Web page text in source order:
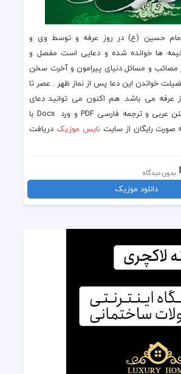
حسین (ع) در روز عرفه و توسط وی و
ها خوانده شده و دعایی است مفصل و
مصائب و مسائل دنیای پیرامون و آخرت سخن
خواندن این دعا پس از نماز ظهر . عصر تا
عرفه می باشد. هم اکنون می توانید دعای
را به همراه متن عربی و ترجمه فارسی PDF و ورد Docx با
صورت رایگان از سایتنایس موزیک دریافت
بدون دیدگاه
دانلود موزیک